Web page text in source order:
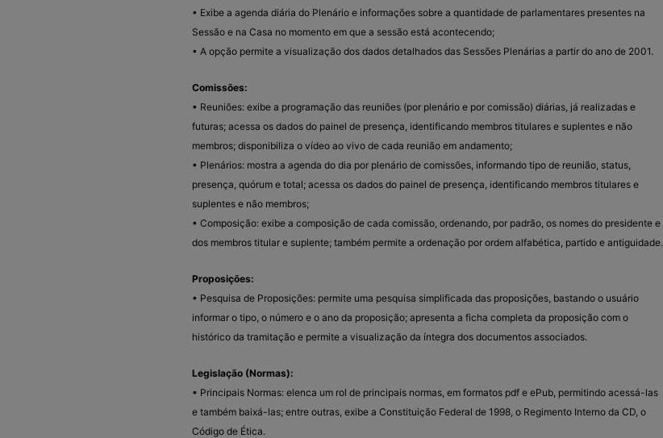
• Exibe a agenda diária do Plenário e informações sobre a quantidade de parlamentares presentes na
Sessão e na Casa no momento em que a sessão está acontecendo;
• A opção permite a visualização dos dados detalhados das Sessões Plenárias a partir do ano de 2001.
Comissões:
• Reuniões: exibe a programação das reuniões (por plenário e por comissão) diárias, já realizadas e
futuras; acessa os dados do painel de presença, identificando membros titulares e suplentes e não
membros; disponibiliza o vídeo ao vivo de cada reunião em andamento;
• Plenários: mostra a agenda do dia por plenário de comissões, informando tipo de reunião, status,
presença, quórum e total; acessa os dados do painel de presença, identificando membros titulares e
suplentes e não membros;
• Composição: exibe a composição de cada comissão, ordenando, por padrão, os nomes do presidente e
dos membros titular e suplente; também permite a ordenação por ordem alfabética, partido e antiguidade.
Proposições:
• Pesquisa de Proposições: permite uma pesquisa simplificada das proposições, bastando o usuário
informar o tipo, o número e o ano da proposição; apresenta a ficha completa da proposição com o
histórico da tramitação e permite a visualização da íntegra dos documentos associados.
Legislação (Normas):
• Principais Normas: elenca um rol de principais normas, em formatos pdf e ePub, permitindo acessá-las
e também baixá-las; entre outras, exibe a Constituição Federal de 1998, o Regimento Interno da CD, o
Código de Ética.